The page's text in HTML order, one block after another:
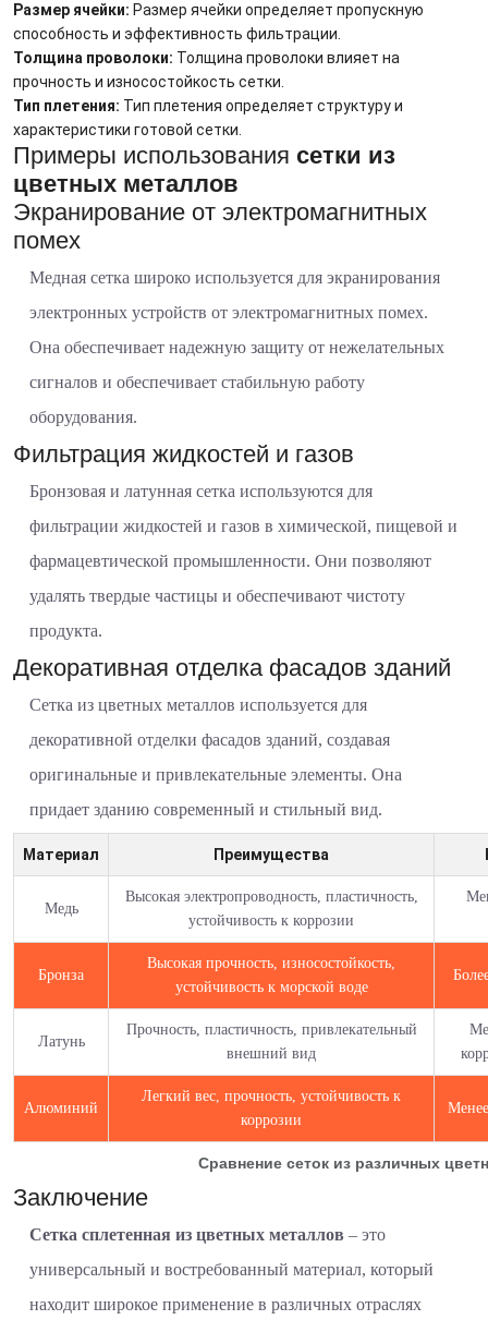
Размер ячейки: Размер ячейки определяет пропускную
способность и эффективность фильтрации.
Толщина проволоки: Толщина проволоки влияет на
прочность и износостойкость сетки.
Тип плетения: Тип плетения определяет структуру и
характеристики готовой сетки.
Примеры использования сетки из
цветных металлов
Экранирование от электромагнитных
помех
Медная сетка широко используется для экранирования
электронных устройств от электромагнитных помех.
Она обеспечивает надежную защиту от нежелательных
сигналов и обеспечивает стабильную работу
оборудования.
Фильтрация жидкостей и газов
Бронзовая и латунная сетка используются для
фильтрации жидкостей и газов в химической, пищевой и
фармацевтической промышленности. Они позволяют
удалять твердые частицы и обеспечивают чистоту
продукта.
Декоративная отделка фасадов зданий
Сетка из цветных металлов используется для
декоративной отделки фасадов зданий, создавая
оригинальные и привлекательные элементы. Она
придает зданию современный и стильный вид.
Сравнение сеток из различных
Материал Преимущества
Медь
Высокая электропроводность, пластичность,
устойчивость к коррозии
Бронза
Высокая прочность, износостойкость,
устойчивость к морской воде
Латунь
Прочность, пластичность, привлекательный
внешний вид
Алюминий
Легкий вес, прочность, устойчивость к
коррозии
Заключение
Сетка сплетенная из цветных металлов – это
универсальный и востребованный материал, который
находит широкое применение в различных отраслях